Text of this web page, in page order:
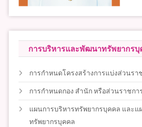
การบริหารและพัฒนาทรัพยากร
การกำหนดโครงสร้างการแบ่งส่วนรา
การกำหนดกอง สำนัก หรือส่วนราชกา
แผนการบริหารทรัพยากรบุคคล และ
ทรัพยากรบุคคล